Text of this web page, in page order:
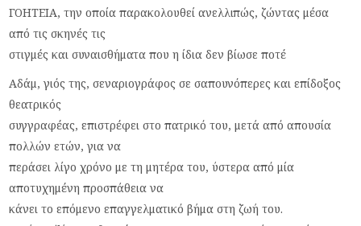
ΓΟΗΤΕΙΑ, την οποία παρακολουθεί ανελλιπώς, ζώντας μέσα
από τις σκηνές τις
στιγμές και συναισθήματα που η ίδια δεν βίωσε ποτέ
Αδάμ, γιός της, σεναριογράφος σε σαπουνόπερες και επίδοξος
θεατρικός
συγγραφέας, επιστρέφει στο πατρικό του, μετά από απουσία
πολλών ετών, για να
περάσει λίγο χρόνο με τη μητέρα του, ύστερα από μία
αποτυχημένη προσπάθεια να
κάνει το επόμενο επαγγελματικό βήμα στη ζωή του.